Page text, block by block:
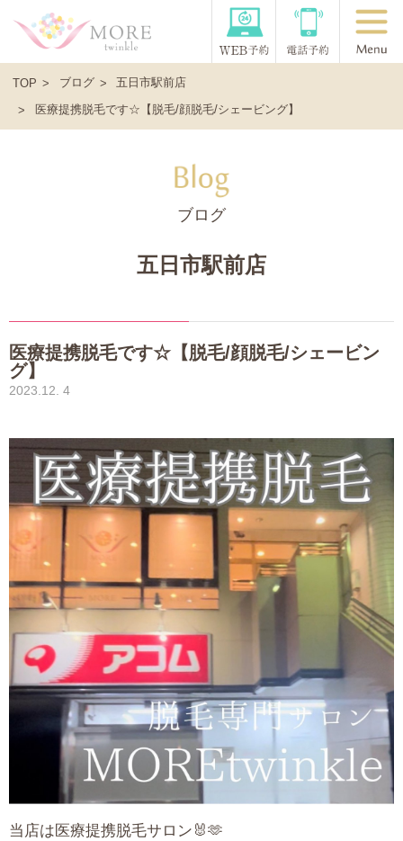
TOP ブログ 五日市駅前店
医療提携脱毛です☆【脱毛/顔脱毛/シェービング】
ブログ
五日市駅前店
医療提携脱毛です☆【脱毛/顔脱毛/シェービン
グ】
2023.12. 4
当店は医療提携脱毛サロン🐰🫶